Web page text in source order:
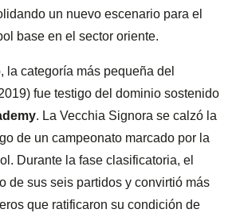
un nuevo escenario para el
base en el sector oriente.
la categoría más pequeña del
fue testigo del dominio sostenido
. La Vecchia Signora se calzó la
de un campeonato marcado por la
Durante la fase clasificatoria, el
de sus seis partidos y convirtió más
que ratificaron su condición de